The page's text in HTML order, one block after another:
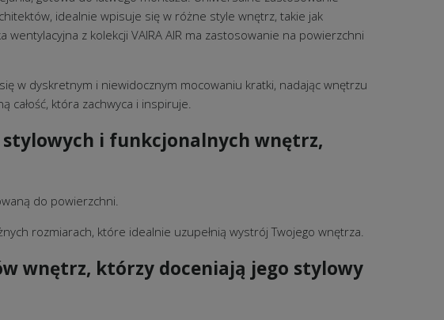
idealnie wpisuje się w różne style wnętrz, takie jak
z kolekcji VAIRA AIR ma zastosowanie na powierzchni
w dyskretnym i niewidocznym mocowaniu kratki, nadając wnętrzu
która zachwyca i inspiruje.
i funkcjonalnych wnętrz,
do powierzchni.
rozmiarach, które idealnie uzupełnią wystrój Twojego wnętrza.
wnętrz, którzy doceniają jego stylowy